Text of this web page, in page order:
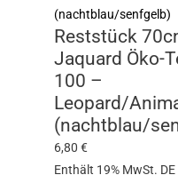
Reststück
Jaquard Öko-
100 –
Leopard/
(nachtblau/
6,80€
Enthält 19% MwSt. DE